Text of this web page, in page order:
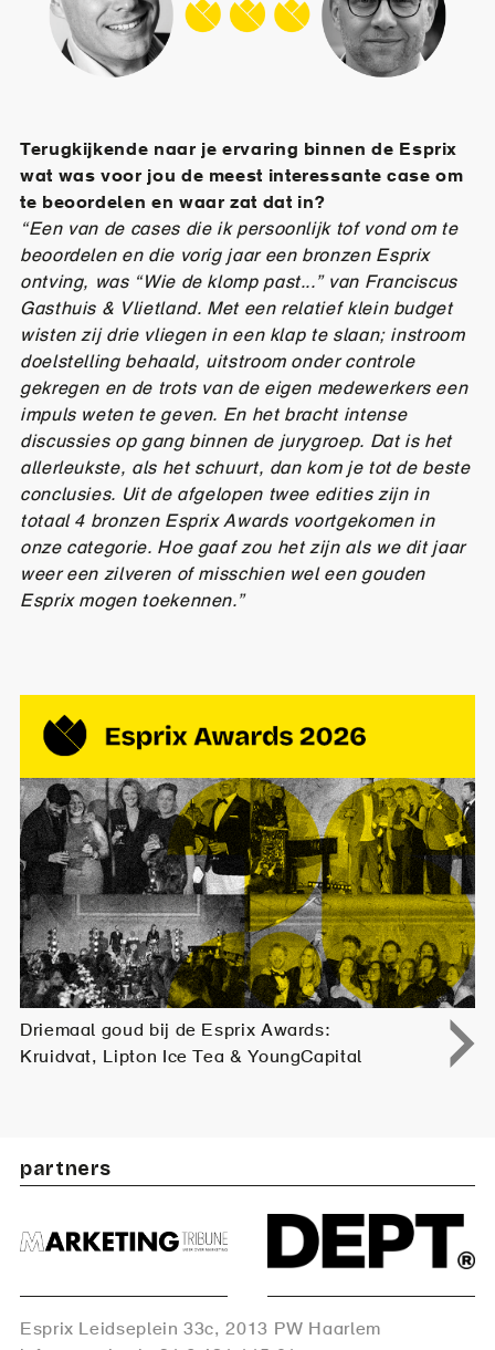
Terugkijkende naar je ervaring binnen de Esprix
wat was voor jou de meest interessante case om
te beoordelen en waar zat dat in?
“Een van de cases die ik persoonlijk tof vond om te
beoordelen en die vorig jaar een bronzen Esprix
ontving, was “Wie de klomp past...” van Franciscus
Gasthuis & Vlietland. Met een relatief klein budget
wisten zij drie vliegen in een klap te slaan; instroom
doelstelling behaald, uitstroom onder controle
gekregen en de trots van de eigen medewerkers een
impuls weten te geven. En het bracht intense
discussies op gang binnen de jurygroep. Dat is het
allerleukste, als het schuurt, dan kom je tot de beste
conclusies. Uit de afgelopen twee edities zijn in
totaal 4 bronzen Esprix Awards voortgekomen in
onze categorie. Hoe gaaf zou het zijn als we dit jaar
weer een zilveren of misschien wel een gouden
Esprix mogen toekennen.”
Driemaal goud bij de Esprix Awards:
Kruidvat, Lipton Ice Tea & YoungCapital
partners
Esprix Leidseplein 33c, 2013 PW Haarlem